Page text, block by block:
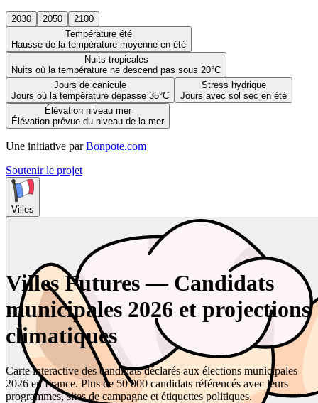
2030 2050
2100
Température été
Hausse de la température moyenne en été
Nuits tropicales
Nuits où la température ne descend pas sous 20°C
Jours de canicule
Jours où la température dépasse 35°C
Stress hydrique
Jours avec sol sec en été
Élévation niveau mer
Élévation prévue du niveau de la mer
Une initiative par Bonpote.com
Soutenir le projet
Villes
Villes Futures — Candidats
municipales 2026 et projections
climatiques
Carte interactive des candidats déclarés aux élections municipales
2026 en France. Plus de 50 000 candidats référencés avec leurs
programmes, sites de campagne et étiquettes politiques.